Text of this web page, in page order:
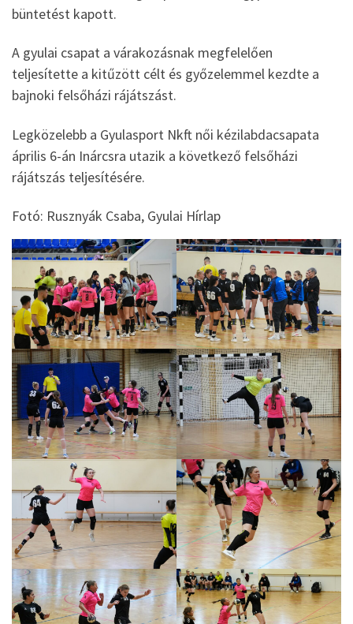
büntetést kapott.
A gyulai csapat a várakozásnak megfelelően
teljesítette a kitűzött célt és győzelemmel kezdte a
bajnoki felsőházi rájátszást.
Legközelebb a Gyulasport Nkft női kézilabdacsapata
április 6-án Inárcsra utazik a következő felsőházi
rájátszás teljesítésére.
Fotó: Rusznyák Csaba, Gyulai Hírlap